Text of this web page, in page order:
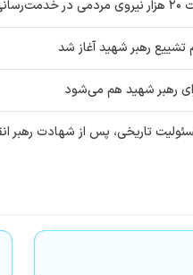
رهبر شهید آغاز شد
رهبر شهید هم می‌شود
تاریخی، پس از شهادت رهبر